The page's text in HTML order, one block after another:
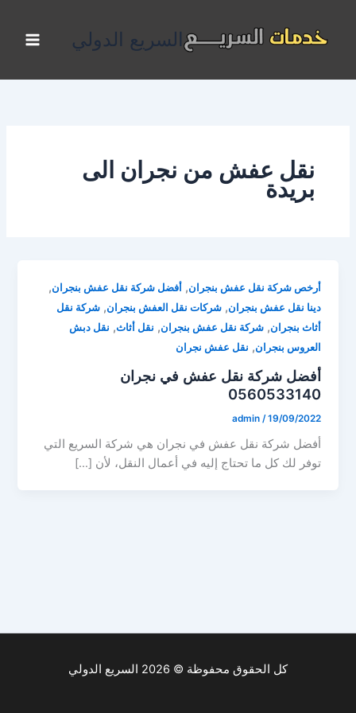
المحتوى
السريع الدولي
نقل عفش من نجران الى
بريدة
أرخص شركة نقل عفش بنجران,أفضل شركة نقل عفش بنجران,
دينا نقل عفش بنجران,شركات نقل العفش بنجران,شركة نقل
أثاث بنجران,شركة نقل عفش بنجران, نقل أثاث, نقل دبش
العروس بنجران, نقل عفش نجران
أفضل شركة نقل عفش في نجران
0560533140
admin /19/09/2022
أفضل شركة نقل عفش في نجران هي شركة السريع التي
توفر لك كل ما تحتاج إليه في أعمال النقل، لأن […]
كل الحقوق محفوظة © 2026 السريع الدولي